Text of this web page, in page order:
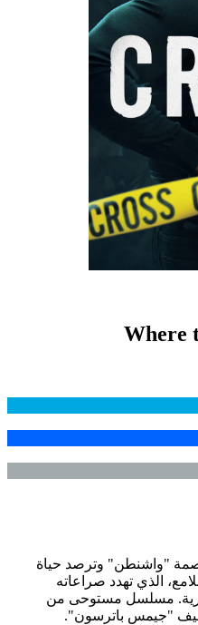
Where
"واشنطن" وترصد حياة
الذي تهدد صراعاته
مسلسل مستوحى من
"جيمس باترسون".